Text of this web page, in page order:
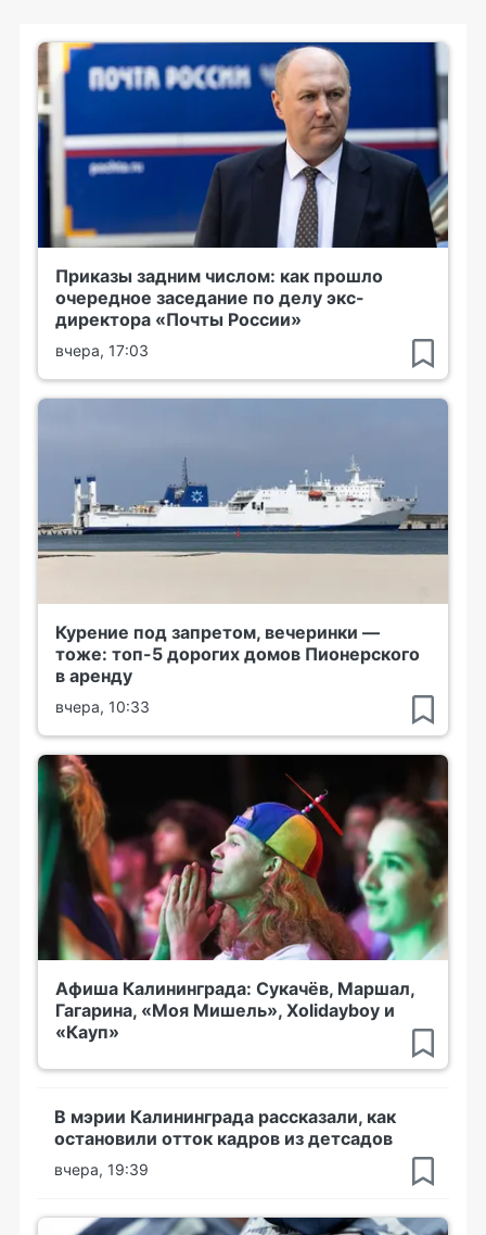
Приказы задним числом: как прошло
очередное заседание по делу экс-
директора «Почты России»
вчера, 17:03
Курение под запретом, вечеринки —
тоже: топ-5 дорогих домов Пионерского
в аренду
вчера, 10:33
Афиша Калининграда: Сукачёв, Маршал,
Гагарина, «Моя Мишель», Xolidayboy и
«Кауп»
В мэрии Калининграда рассказали, как
остановили отток кадров из детсадов
вчера, 19:39